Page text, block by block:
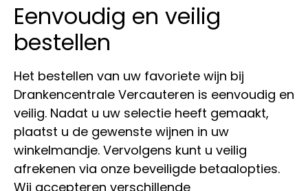
Eenvoudig en veilig
bestellen
Het bestellen van uw favoriete wijn bij
Drankencentrale Vercauteren is eenvoudig en
veilig. Nadat u uw selectie heeft gemaakt,
plaatst u de gewenste wijnen in uw
winkelmandje. Vervolgens kunt u veilig
afrekenen via onze beveiligde betaalopties.
Wij accepteren verschillende